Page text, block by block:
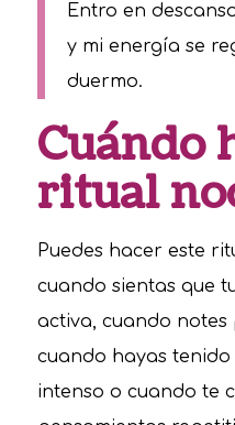
Entro en
y mi energía se
duermo.
Cuándo
ritual
Puedes hacer este
cuando sientas que
activa, cuando notes
cuando hayas
intenso o cuando te